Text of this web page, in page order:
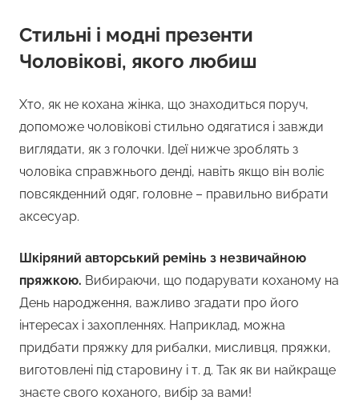
Стильні і модні презенти
Чоловікові, якого любиш
Хто, як не кохана жінка, що знаходиться поруч,
допоможе чоловікові стильно одягатися і завжди
виглядати, як з голочки. Ідеї нижче зроблять з
чоловіка справжнього денді, навіть якщо він воліє
повсякденний одяг, головне – правильно вибрати
аксесуар.
Шкіряний авторський ремінь з незвичайною
пряжкою. Вибираючи, що подарувати коханому на
День народження, важливо згадати про його
інтересах і захопленнях. Наприклад, можна
придбати пряжку для рибалки, мисливця, пряжки,
виготовлені під старовину і т. д. Так як ви найкраще
знаєте свого коханого, вибір за вами!